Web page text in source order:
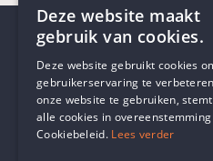
Contactgegevens
Deze website maakt
gebruik van cookies.
Deze website gebruikt cookies
gebruikerservaring te
onze website te gebruiken,
alle cookies in
Cookiebeleid. Lees verder